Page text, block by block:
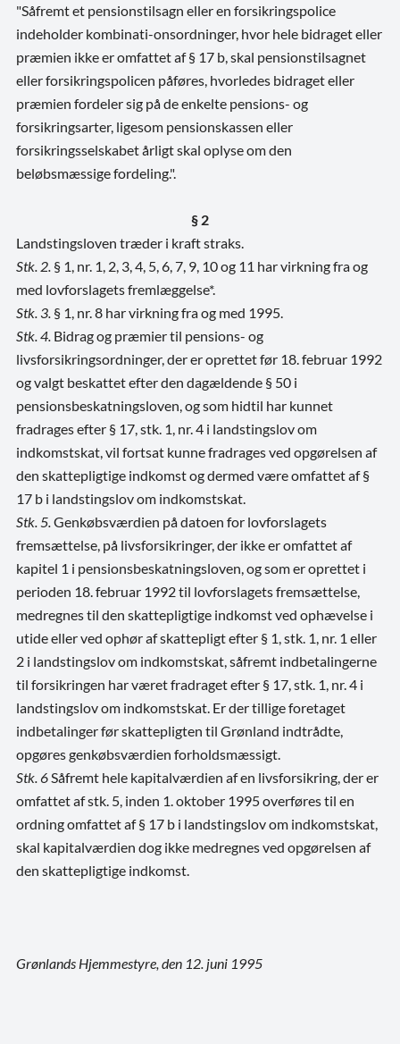
"Såfremt et pensionstilsagn eller en forsikringspolice
indeholder kombinati-onsordninger, hvor hele bidraget eller
præmien ikke er omfattet af § 17 b, skal pensionstilsagnet
eller forsikringspolicen påføres, hvorledes bidraget eller
præmien fordeler sig på de enkelte pensions- og
forsikringsarter, ligesom pensionskassen eller
forsikringsselskabet årligt skal oplyse om den
beløbsmæssige fordeling.".
§ 2
Landstingsloven træder i kraft straks.
Stk. 2. § 1, nr. 1, 2, 3, 4, 5, 6, 7, 9, 10 og 11 har virkning fra og
med lovforslagets fremlæggelse*.
Stk. 3. § 1, nr. 8 har virkning fra og med 1995.
Stk. 4. Bidrag og præmier til pensions- og
livsforsikringsordninger, der er oprettet før 18. februar 1992
og valgt beskattet efter den dagældende § 50 i
pensionsbeskatningsloven, og som hidtil har kunnet
fradrages efter § 17, stk. 1, nr. 4 i landstingslov om
indkomstskat, vil fortsat kunne fradrages ved opgørelsen af
den skattepligtige indkomst og dermed være omfattet af §
17 b i landstingslov om indkomstskat.
Stk. 5. Genkøbsværdien på datoen for lovforslagets
fremsættelse, på livsforsikringer, der ikke er omfattet af
kapitel 1 i pensionsbeskatningsloven, og som er oprettet i
perioden 18. februar 1992 til lovforslagets fremsættelse,
medregnes til den skattepligtige indkomst ved ophævelse i
utide eller ved ophør af skattepligt efter § 1, stk. 1, nr. 1 eller
2 i landstingslov om indkomstskat, såfremt indbetalingerne
til forsikringen har været fradraget efter § 17, stk. 1, nr. 4 i
landstingslov om indkomstskat. Er der tillige foretaget
indbetalinger før skattepligten til Grønland indtrådte,
opgøres genkøbsværdien forholdsmæssigt.
Stk. 6 Såfremt hele kapitalværdien af en livsforsikring, der er
omfattet af stk. 5, inden 1. oktober 1995 overføres til en
ordning omfattet af § 17 b i landstingslov om indkomstskat,
skal kapitalværdien dog ikke medregnes ved opgørelsen af
den skattepligtige indkomst.
Grønlands Hjemmestyre, den 12. juni 1995